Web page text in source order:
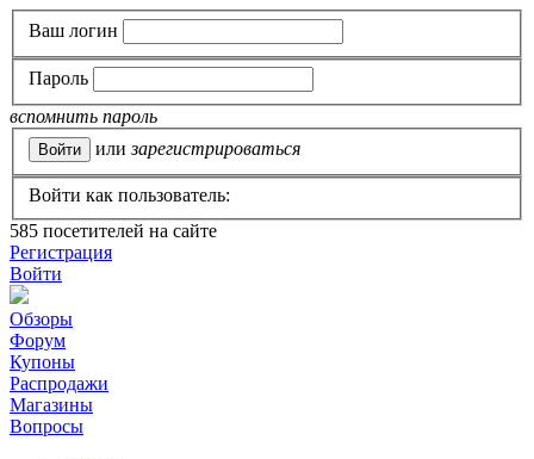
Ваш логин
Пароль
вспомнить пароль
или зарегистрироваться
Войти как пользователь:
585 посетителей на сайте
Регистрация
Войти
Обзоры
Форум
Купоны
Распродажи
Магазины
Вопросы